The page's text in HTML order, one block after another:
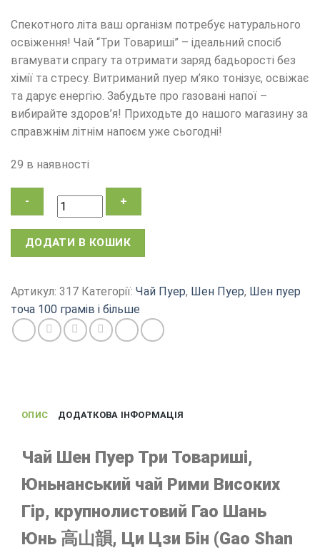
190
грн..
170
грн..
Спекотного літа ваш організм потребує натурального
освіження! Чай “Три Товариші” – ідеальний спосіб
вгамувати спрагу та отримати заряд бадьорості без
хімії та стресу. Витриманий пуер м’яко тонізує, освіжає
та дарує енергію. Забудьте про газовані напої –
вибирайте здоров’я! Приходьте до нашого магазину за
справжнім літнім напоєм уже сьогодні!
29 в наявності
Пуер
китайський
Шен
Пуер
Бін,
100
кількість
ДОДАТИ В КОШИК
Артикул: 317 Категорії: Чай Пуер, Шен Пуер, Шен пуер
точа 100 грамів і більше
ОПИС ДОДАТКОВА ІНФОРМАЦІЯ
Чай Шен Пуер Три Товариші,
Юньнанський чай Рими Високих
Гір, крупнолистовий Гао Шань
Юнь 高山韻, Ци Цзи Бін (Gao Shan